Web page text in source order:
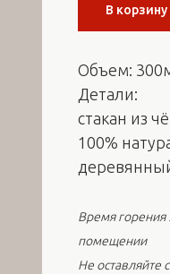
В корзину
Объем:
Детали:
стакан из
100%
Время горения
помещении
Не оставляйте